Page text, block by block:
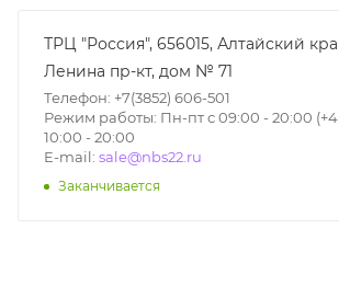
ТРЦ "Россия", 656015, Алтайский
Ленина пр-кт, дом № 71
Телефон: +7(3852) 606-501
Режим работы: Пн-пт с 09:00 - 20:00
10:00 - 20:00
E-mail: sale@nbs22.ru
Заканчивается